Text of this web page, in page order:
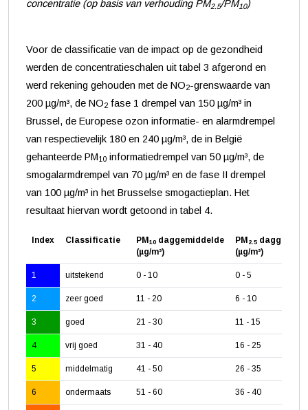
concentratie (op basis van verhouding PM2.5/PM10)
Voor de classificatie van de impact op de gezondheid
werden de concentratieschalen uit tabel 3 afgerond en
werd rekening gehouden met de NO2-grenswaarde van
200 µg/m³, de NO2 fase 1 drempel van 150 µg/m³ in
Brussel, de Europese ozon informatie- en alarmdrempel
van respectievelijk 180 en 240 µg/m³, de in België
gehanteerde PM10 informatiedrempel van 50 µg/m³, de
smogalarmdrempel van 70 µg/m³ en de fase II drempel
van 100 µg/m³ in het Brusselse smogactieplan. Het
resultaat hiervan wordt getoond in tabel 4.
Index Classificatie PM10 daggemiddelde
(µg/m³)
PM 2.5
(µg/m³)
1 uitstekend 0 - 10 0 - 5
2 zeer goed 11 - 20 6 - 10
3 goed 21 - 30 11 - 15
4 vrij goed 31 - 40 16 - 25
5 middelmatig 41 - 50 26 - 35
6 ondermaats 51 - 60 36 - 40